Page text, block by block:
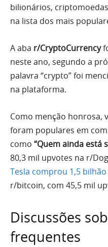
bilionários,
na lista dos mais
A aba r/CryptoCurrency
neste ano, segundo a
palavra “crypto” foi
na plataforma.
Como menção honrosa,
foram populares em
como “Quem ainda está
80,3 mil upvotes na r/
Tesla comprou 1,5
r/bitcoin, com 45,5 mil
Discussões
frequentes